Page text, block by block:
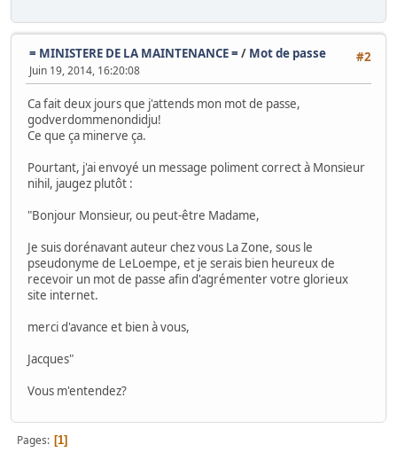
#2
= MINISTERE DE LA MAINTENANCE = / Mot de passe
Juin 19, 2014, 16:20:08
Ca fait deux jours que j'attends mon mot de passe,
godverdommenondidju!
Ce que ça minerve ça.
Pourtant, j'ai envoyé un message poliment correct à Monsieur
nihil, jaugez plutôt :
"Bonjour Monsieur, ou peut-être Madame,
Je suis dorénavant auteur chez vous La Zone, sous le
pseudonyme de LeLoempe, et je serais bien heureux de
recevoir un mot de passe afin d'agrémenter votre glorieux
site internet.
merci d'avance et bien à vous,
Jacques"
Vous m'entendez?
Pages 1